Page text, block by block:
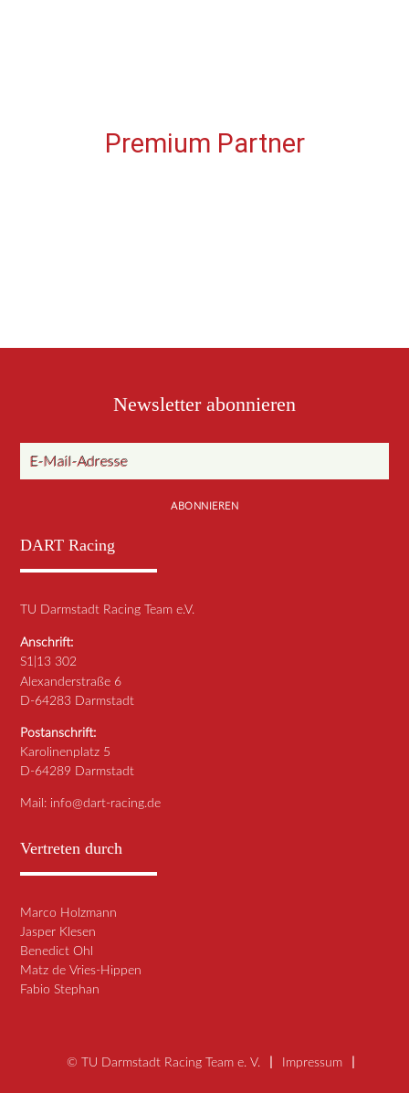
Premium Partner
Newsletter abonnieren
E-Mail-Adresse
ABONNIEREN
DART Racing
TU Darmstadt Racing Team e.V.
Anschrift:
S1|13 302
Alexanderstraße 6
D-64283 Darmstadt
Postanschrift:
Karolinenplatz 5
D-64289 Darmstadt
Mail: info@dart-racing.de
Vertreten durch
Marco Holzmann
Jasper Klesen
Benedict Ohl
Matz de Vries-Hippen
Fabio Stephan
© TU Darmstadt Racing Team e. V. Impressum